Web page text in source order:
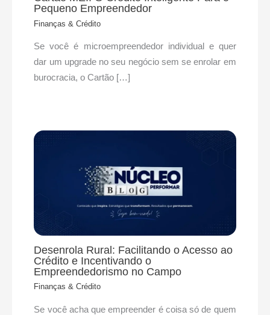
Pequeno Empreendedor
Finanças & Crédito
Se você é microempreendedor individual e quer
dar um upgrade no seu negócio sem se enrolar em
burocracia, o Cartão […]
Desenrola Rural: Facilitando o Acesso ao
Crédito e Incentivando o
Empreendedorismo no Campo
Finanças & Crédito
Se você acha que empreender é coisa só de quem